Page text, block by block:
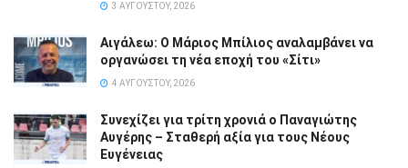
3 ΑΥΓΟΎΣΤΟΥ, 2026
Αιγάλεω: Ο Μάριος Μπίλιος αναλαμβάνει να
οργανώσει τη νέα εποχή του «Σίτι»
4 ΑΥΓΟΎΣΤΟΥ, 2026
Συνεχίζει για τρίτη χρονιά ο Παναγιώτης
Αυγέρης – Σταθερή αξία για τους Νέους
Ευγένειας